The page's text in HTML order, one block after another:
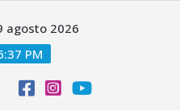
agosto 2026
PM